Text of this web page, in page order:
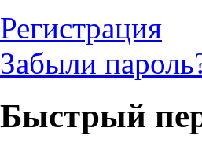
Регистрация
Забыли
Быстрый